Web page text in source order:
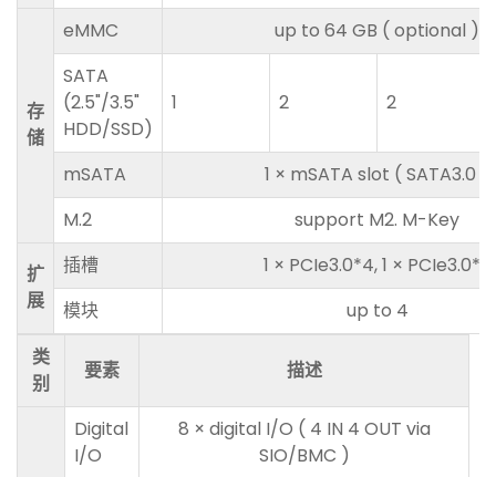
存
储
eMMC
up to 64 GB ( optional )
SATA
(2.5"/3.5"
HDD/SSD)
1 2 2
mSATA
1 × mSATA slot ( SATA3.0 )
M.2
support M2. M-Key
扩
展
插槽
1 × PCIe3.0*4, 1 × PCIe3.0*8
模块
up to 4
类
别
要素 描述
Digital
I/O
8 × digital I/O ( 4 IN 4 OUT via
SIO/BMC )